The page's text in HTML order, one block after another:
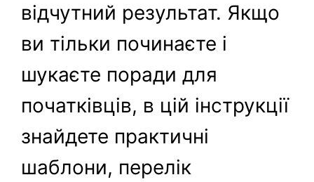
відчутний результат. Якщо
ви тільки починаєте і
шукаєте поради для
початківців, в цій інструкції
знайдете практичні
шаблони, перелік